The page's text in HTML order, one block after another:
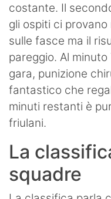
costante. Il
gli ospiti ci
sulle fasce ma il
pareggio. Al
gara, punizione
fantastico che
minuti restanti è
friulani.
La
squadre